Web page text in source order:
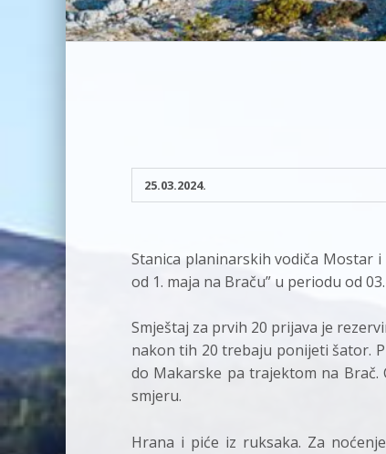
25.03.2024.
Stanica planinarskih vodiča Mostar
od 1. maja na Braču” u periodu od
Smještaj za prvih 20 prijava je
nakon tih 20 trebaju ponijeti šator.
do Makarske pa trajektom na
smjeru.
Hrana i piće iz ruksaka. Za